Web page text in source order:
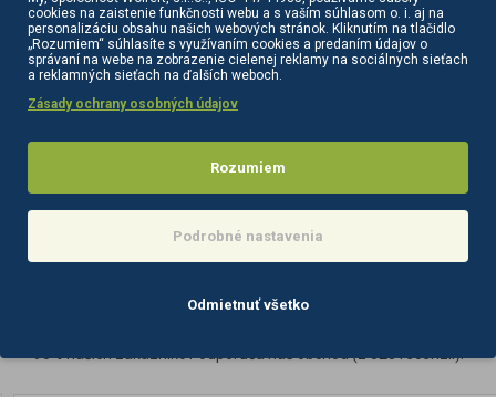
Brúska na nechty MERC 2000 biela + sada frézok zdarma
15,30€
cookies na zaistenie funkčnosti webu a s vaším súhlasom o. i. aj na
personalizáciu obsahu našich webových stránok. Kliknutím na tlačidlo
„Rozumiem“ súhlasíte s využívaním cookies a predaním údajov o
správaní na webe na zobrazenie cielenej reklamy na sociálnych sieťach
a reklamných sieťach na ďalších weboch.
Zásady ochrany osobných údajov
Rozumiem
Podrobné nastavenia
Odmietnuť všetko